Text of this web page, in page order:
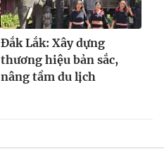
Đắk Lắk: Xây dựng
thương hiệu bản sắc,
nâng tầm du lịch